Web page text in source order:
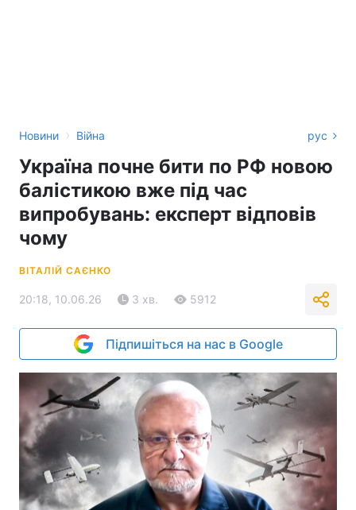
Новини › Війна рус
Україна почне бити по РФ новою
балістикою вже під час
випробувань: експерт відповів
чому
ВІТАЛІЙ САЄНКО
20:18, 10.06.26 3 хв. 5912
Підпишіться на нас в Google